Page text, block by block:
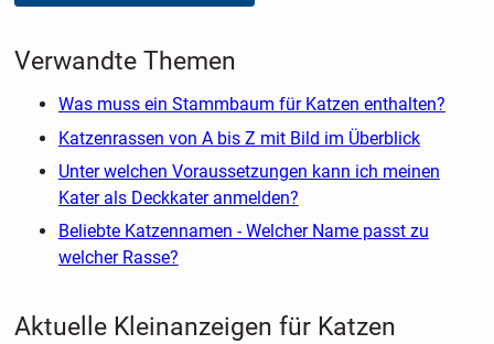
Verwandte Themen
Was muss ein Stammbaum für Katzen enthalten?
Katzenrassen von A bis Z mit Bild im Überblick
Unter welchen Voraussetzungen kann ich meinen
Kater als Deckkater anmelden?
Beliebte Katzennamen - Welcher Name passt zu
welcher Rasse?
Aktuelle Kleinanzeigen für Katzen